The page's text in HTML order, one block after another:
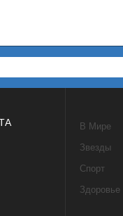
В Мире
Звезды
Спорт
Здоровье